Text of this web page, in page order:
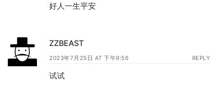
好人一生平安
ZZBEAST
2023年7月25日 AT 下午9:56 REPLY
试试